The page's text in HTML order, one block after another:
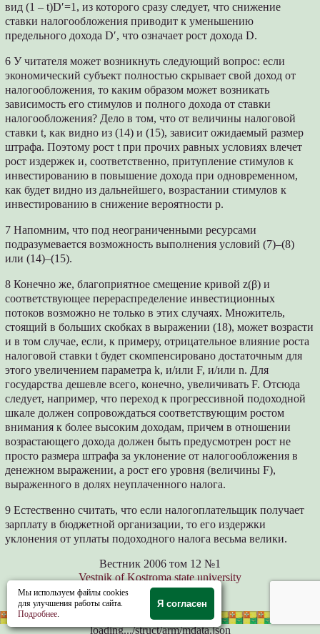
вид (1 – t)D′=1, из которого сразу следует, что снижение
ставки налогообложения приводит к уменьшению
предельного дохода D′, что означает рост дохода D.
6 У читателя может возникнуть следующий вопрос: если
экономический субъект полностью скрывает свой доход от
налогообложения, то каким образом может возникать
зависимость его стимулов и полного дохода от ставки
налогообложения? Дело в том, что от величины налоговой
ставки t, как видно из (14) и (15), зависит ожидаемый размер
штрафа. Поэтому рост t при прочих равных условиях влечет
рост издержек и, соответственно, притупление стимулов к
инвестированию в повышение дохода при одновременном,
как будет видно из дальнейшего, возрастании стимулов к
инвестированию в снижение вероятности p.
7 Напомним, что под неограниченными ресурсами
подразумевается возможность выполнения условий (7)–(8)
или (14)–(15).
8 Конечно же, благоприятное смещение кривой z(β) и
соответствующее перераспределение инвестиционных
потоков возможно не только в этих случаях. Множитель,
стоящий в больших скобках в выражении (18), может возрасти
и в том случае, если, к примеру, отрицательное влияние роста
налоговой ставки t будет скомпенсировано достаточным для
этого увеличением параметра k, и/или F, и/или n. Для
государства дешевле всего, конечно, увеличивать F. Отсюда
следует, например, что переход к прогрессивной подоходной
шкале должен сопровождаться соответствующим ростом
внимания к более высоким доходам, причем в отношении
возрастающего дохода должен быть предусмотрен рост не
просто размера штрафа за уклонение от налогообложения в
денежном выражении, а рост его уровня (величины F),
выраженного в долях неуплаченного налога.
9 Естественно считать, что если налогоплательщик получает
зарплату в бюджетной организации, то его издержки
уклонения от уплаты подоходного налога весьма велики.
Вестник 2006 том 12 №1
Vestnik of Kostroma state university
<< 17 18 19 20
Мы используем файлы cookies
для улучшения работы сайта.
Подробнее.
Я согласен